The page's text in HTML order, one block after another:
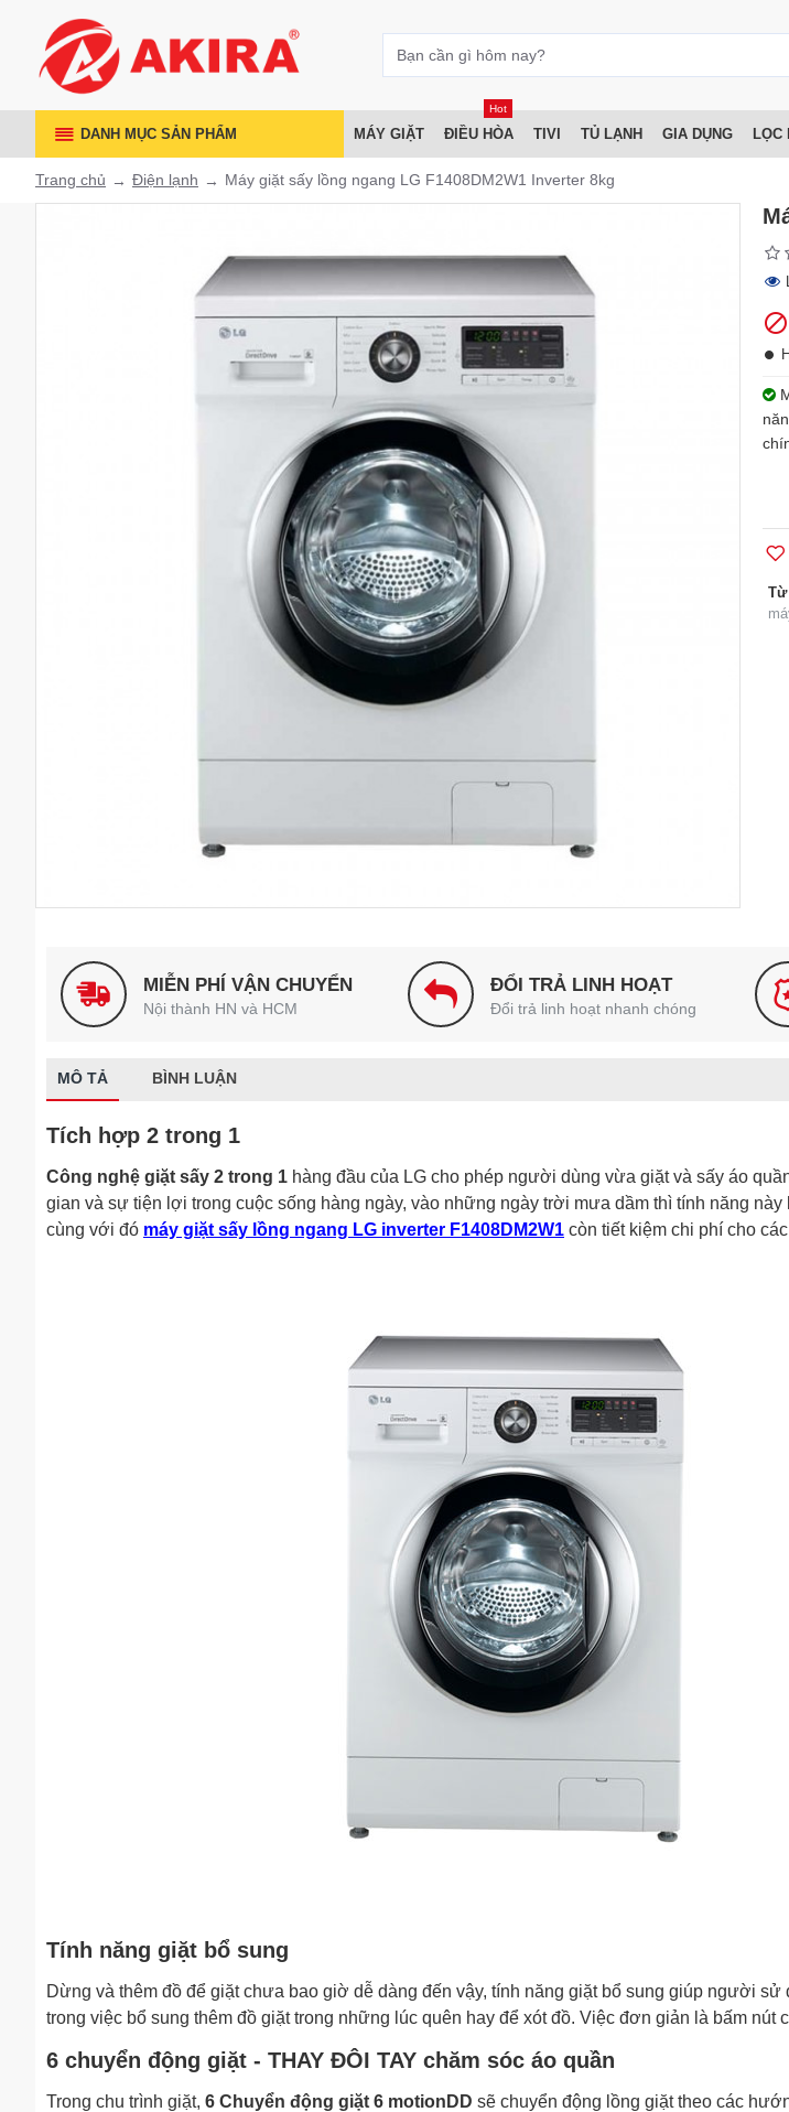
DANH MỤC SẢN PHẨM MÁY GIẶT ĐIỀU HÒA
Hot
TIVI TỦ LẠNH GIA DỤNG LỌC
Trang chủ Điện lạnh Máy giặt sấy lồng ngang LG F1408DM2W1 Inverter 8kg
Từ
MIỄN PHÍ VẬN CHUYỂN
Nội thành HN và HCM
ĐỔI TRẢ LINH HOẠT
Đổi trả linh hoạt nhanh chóng
MÔ TẢ BÌNH LUẬN
Tích hợp 2 trong 1
Công nghệ giặt sấy 2 trong 1 hàng đầu của LG cho phép người dùng vừa giặt và sấy áo
gian và sự tiện lợi trong cuộc sống hàng ngày, vào những ngày trời mưa dầm thì tính năng này
cùng với đó máy giặt sấy lồng ngang LG inverter F1408DM2W1 còn tiết kiệm chi phí cho
Tính năng giặt bổ sung
Dừng và thêm đồ để giặt chưa bao giờ dễ dàng đến vậy, tính năng giặt bổ sung giúp người sử
trong việc bổ sung thêm đồ giặt trong những lúc quên hay để xót đồ. Việc đơn giản là bấm nút
6 chuyển động giặt - THAY ĐÔI TAY chăm sóc áo quần
Trong chu trình giặt, 6 Chuyển động giặt 6 motionDD sẽ chuyển động lồng giặt theo các